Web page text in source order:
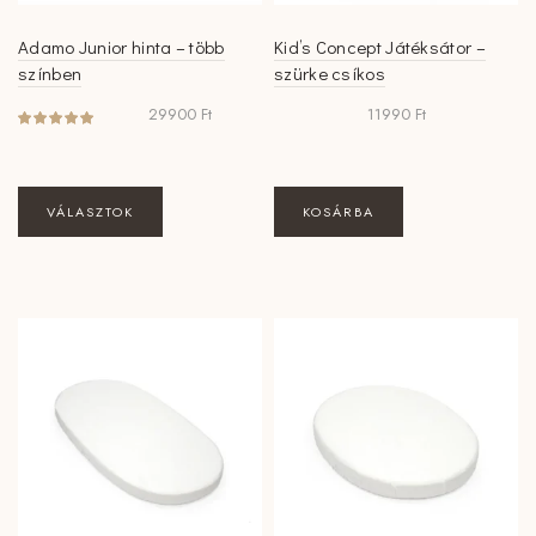
Adamo Junior hinta – több
színben
29900 Ft
VÁLASZTOK
a
termékoldalon
választhatók
Kid’s Concept Játéksátor –
szürke csíkos
11990 Ft
KOSÁRBA